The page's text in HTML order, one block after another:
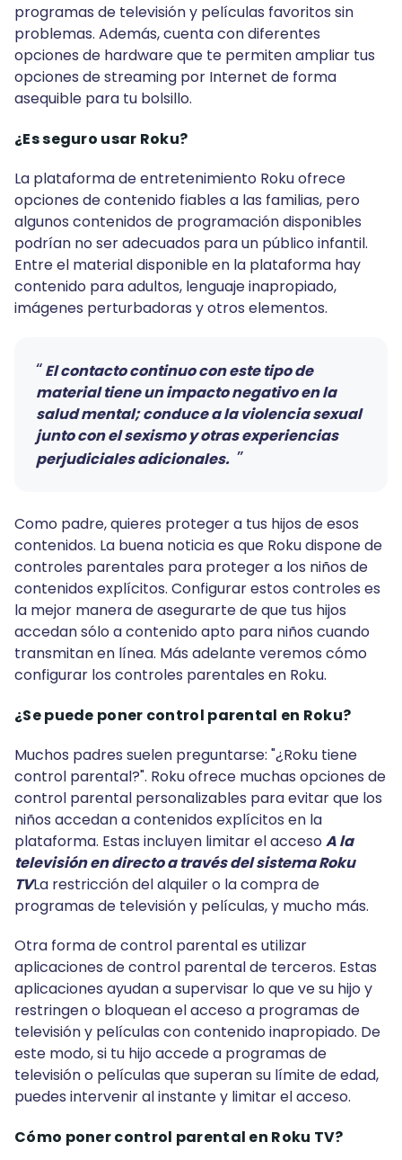
programas de televisión y películas favoritos sin
problemas. Además, cuenta con diferentes
opciones de hardware que te permiten ampliar tus
opciones de streaming por Internet de forma
asequible para tu bolsillo.
¿Es seguro usar Roku?
La plataforma de entretenimiento Roku ofrece
opciones de contenido fiables a las familias, pero
algunos contenidos de programación disponibles
podrían no ser adecuados para un público infantil.
Entre el material disponible en la plataforma hay
contenido para adultos, lenguaje inapropiado,
imágenes perturbadoras y otros elementos.
El contacto continuo con este tipo de
material tiene un impacto negativo en la
salud mental; conduce a la violencia sexual
junto con el sexismo y otras experiencias
perjudiciales adicionales.
Como padre, quieres proteger a tus hijos de esos
contenidos. La buena noticia es que Roku dispone de
controles parentales para proteger a los niños de
contenidos explícitos. Configurar estos controles es
la mejor manera de asegurarte de que tus hijos
accedan sólo a contenido apto para niños cuando
transmitan en línea. Más adelante veremos cómo
configurar los controles parentales en Roku.
¿Se puede poner control parental en Roku?
Muchos padres suelen preguntarse: "¿Roku tiene
control parental?". Roku ofrece muchas opciones de
control parental personalizables para evitar que los
niños accedan a contenidos explícitos en la
plataforma. Estas incluyen limitar el accesoA la
televisión en directo a través del sistema Roku
TVLa restricción del alquiler o la compra de
programas de televisión y películas, y mucho más.
Otra forma de control parental es utilizar
aplicaciones de control parental de terceros. Estas
aplicaciones ayudan a supervisar lo que ve su hijo y
restringen o bloquean el acceso a programas de
televisión y películas con contenido inapropiado. De
este modo, si tu hijo accede a programas de
televisión o películas que superan su límite de edad,
puedes intervenir al instante y limitar el acceso.
Cómo poner control parental en Roku TV?